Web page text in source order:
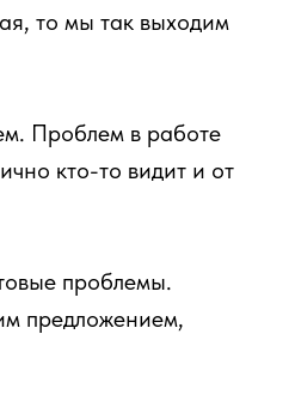
то мы так выходим
Проблем в работе
кто-то видит и от
проблемы.
предложением,